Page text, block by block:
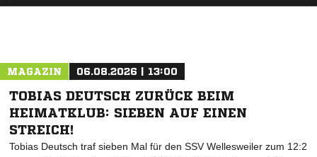
MAGAZIN 06.08.2026 | 13:00
TOBIAS DEUTSCH ZURÜCK BEIM
HEIMATKLUB: SIEBEN AUF EINEN
STREICH!
Tobias Deutsch traf sieben Mal für den SSV Wellesweiler zum 12:2